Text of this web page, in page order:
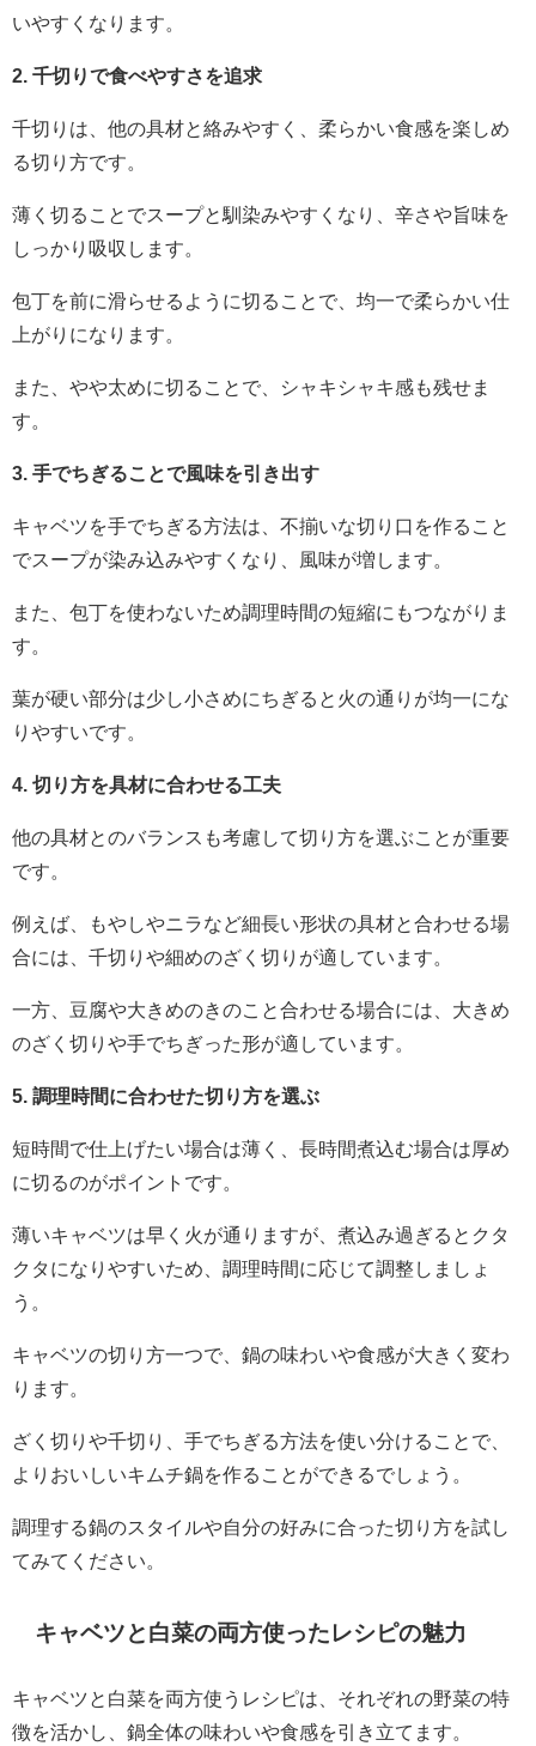
いやすくなります。
2. 千切りで食べやすさを追求
千切りは、他の具材と絡みやすく、柔らかい食感を楽しめ
る切り方です。
薄く切ることでスープと馴染みやすくなり、辛さや旨味を
しっかり吸収します。
包丁を前に滑らせるように切ることで、均一で柔らかい仕
上がりになります。
また、やや太めに切ることで、シャキシャキ感も残せま
す。
3. 手でちぎることで風味を引き出す
キャベツを手でちぎる方法は、不揃いな切り口を作ること
でスープが染み込みやすくなり、風味が増します。
また、包丁を使わないため調理時間の短縮にもつながりま
す。
葉が硬い部分は少し小さめにちぎると火の通りが均一にな
りやすいです。
4. 切り方を具材に合わせる工夫
他の具材とのバランスも考慮して切り方を選ぶことが重要
です。
例えば、もやしやニラなど細長い形状の具材と合わせる場
合には、千切りや細めのざく切りが適しています。
一方、豆腐や大きめのきのこと合わせる場合には、大きめ
のざく切りや手でちぎった形が適しています。
5. 調理時間に合わせた切り方を選ぶ
短時間で仕上げたい場合は薄く、長時間煮込む場合は厚め
に切るのがポイントです。
薄いキャベツは早く火が通りますが、煮込み過ぎるとクタ
クタになりやすいため、調理時間に応じて調整しましょ
う。
キャベツの切り方一つで、鍋の味わいや食感が大きく変わ
ります。
ざく切りや千切り、手でちぎる方法を使い分けることで、
よりおいしいキムチ鍋を作ることができるでしょう。
調理する鍋のスタイルや自分の好みに合った切り方を試し
てみてください。
キャベツと白菜の両方使ったレシピの魅力
キャベツと白菜を両方使うレシピは、それぞれの野菜の特
徴を活かし、鍋全体の味わいや食感を引き立てます。